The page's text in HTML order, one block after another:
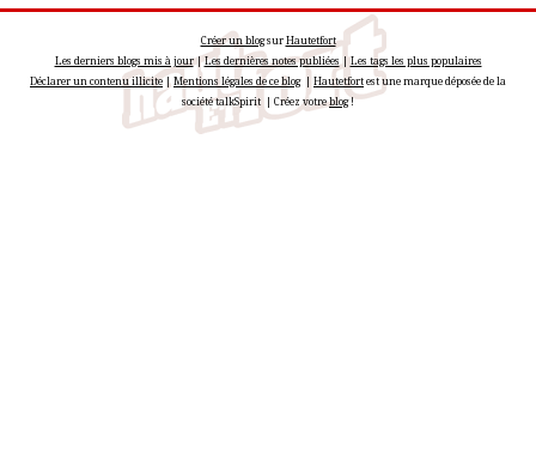
Créer un blogsurHautetfort
Les derniers blogs mis à jour|Les dernières notes publiées |Les tags les plus populaires
Déclarer un contenu illicite| Mentions légales de ce blog| Hautetfortest une marque déposée de la
société talkSpirit | Créez votreblog!